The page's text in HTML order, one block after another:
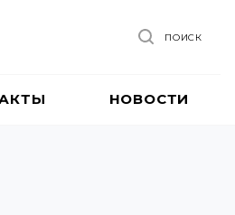
ПОИСК
НОВОСТИ